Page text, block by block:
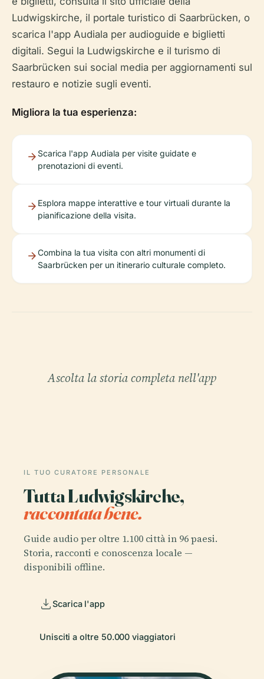
Ludwigskirche, il portale turistico di Saarbrücken, o
scarica l'app Audiala per audioguide e biglietti
digitali. Segui la Ludwigskirche e il turismo di
Saarbrücken sui social media per aggiornamenti sul
restauro e notizie sugli eventi.
Migliora la tua esperienza:
Scarica l'app Audiala per visite guidate e
prenotazioni di eventi.
Esplora mappe interattive e tour virtuali durante la
pianificazione della visita.
Combina la tua visita con altri monumenti di
Saarbrücken per un itinerario culturale completo.
Ascolta la storia completa nell'app
IL TUO CURATORE PERSONALE
Tutta Ludwigskirche,
raccontata bene.
Guide audio per oltre 1.100 città in 96 paesi.
Storia, racconti e conoscenza locale —
disponibili offline.
Scarica l'app
Unisciti a oltre 50.000 viaggiatori